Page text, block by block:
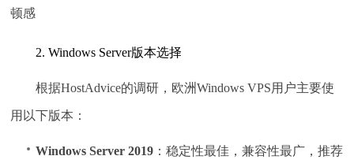
顿感
2. Windows Server版本选择
根据HostAdvice的调研，欧洲Windows VPS用户主要使
用以下版本：
Windows Server 2019 ：稳定性最佳，兼容性最广，推荐